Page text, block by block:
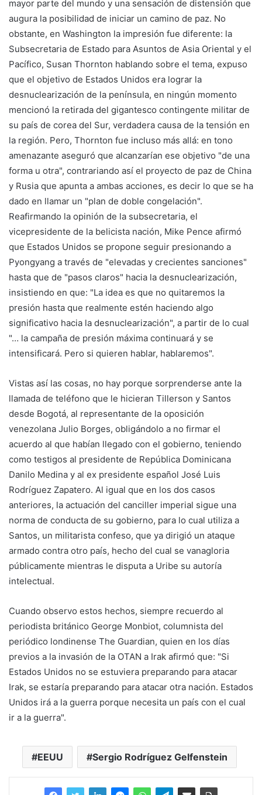
mayor parte del mundo y una sensación de distensión que
augura la posibilidad de iniciar un camino de paz. No
obstante, en Washington la impresión fue diferente: la
Subsecretaria de Estado para Asuntos de Asia Oriental y el
Pacífico, Susan Thornton hablando sobre el tema, expuso
que el objetivo de Estados Unidos era lograr la
desnuclearización de la península, en ningún momento
mencionó la retirada del gigantesco contingente militar de
su país de corea del Sur, verdadera causa de la tensión en
la región. Pero, Thornton fue incluso más allá: en tono
amenazante aseguró que alcanzarían ese objetivo "de una
forma u otra", contrariando así el proyecto de paz de China
y Rusia que apunta a ambas acciones, es decir lo que se ha
dado en llamar un "plan de doble congelación".
Reafirmando la opinión de la subsecretaria, el
vicepresidente de la belicista nación, Mike Pence afirmó
que Estados Unidos se propone seguir presionando a
Pyongyang a través de "elevadas y crecientes sanciones"
hasta que de "pasos claros" hacia la desnuclearización,
insistiendo en que: "La idea es que no quitaremos la
presión hasta que realmente estén haciendo algo
significativo hacia la desnuclearización", a partir de lo cual
"… la campaña de presión máxima continuará y se
intensificará. Pero si quieren hablar, hablaremos".
Vistas así las cosas, no hay porque sorprenderse ante la
llamada de teléfono que le hicieran Tillerson y Santos
desde Bogotá, al representante de la oposición
venezolana Julio Borges, obligándolo a no firmar el
acuerdo al que habían llegado con el gobierno, teniendo
como testigos al presidente de República Dominicana
Danilo Medina y al ex presidente español José Luis
Rodríguez Zapatero. Al igual que en los dos casos
anteriores, la actuación del canciller imperial sigue una
norma de conducta de su gobierno, para lo cual utiliza a
Santos, un militarista confeso, que ya dirigió un ataque
armado contra otro país, hecho del cual se vanagloria
públicamente mientras le disputa a Uribe su autoría
intelectual.
Cuando observo estos hechos, siempre recuerdo al
periodista británico George Monbiot, columnista del
periódico londinense The Guardian, quien en los días
previos a la invasión de la OTAN a Irak afirmó que: "Si
Estados Unidos no se estuviera preparando para atacar
Irak, se estaría preparando para atacar otra nación. Estados
Unidos irá a la guerra porque necesita un país con el cual
ir a la guerra".
EEUU Sergio Rodríguez Gelfenstein